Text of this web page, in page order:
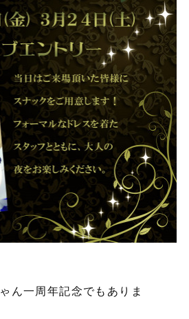
ん一周年記念でもありま